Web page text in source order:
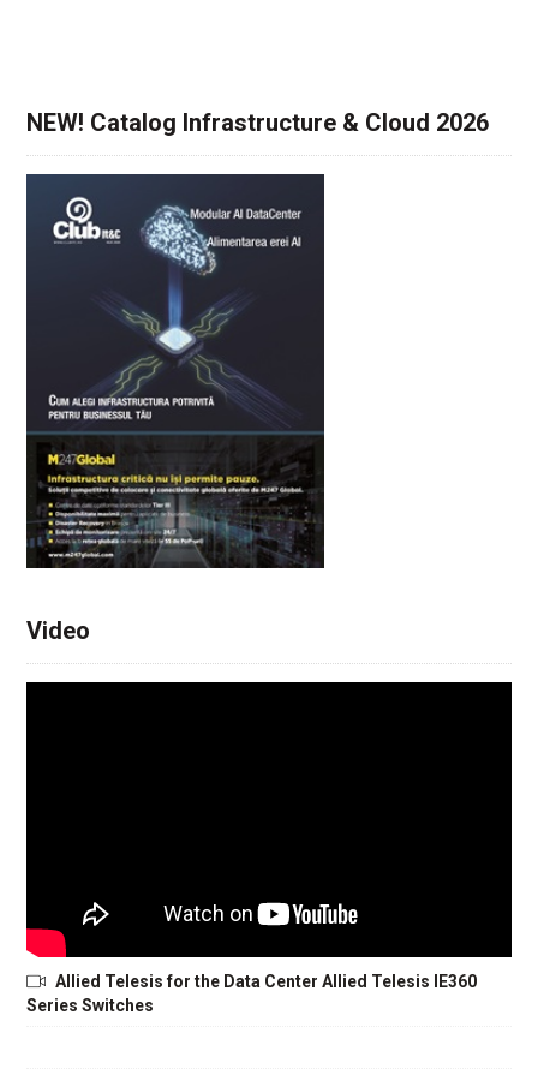
NEW! Catalog Infrastructure & Cloud 2026
Video
Allied Telesis for the Data Center Allied Telesis IE360
Series Switches